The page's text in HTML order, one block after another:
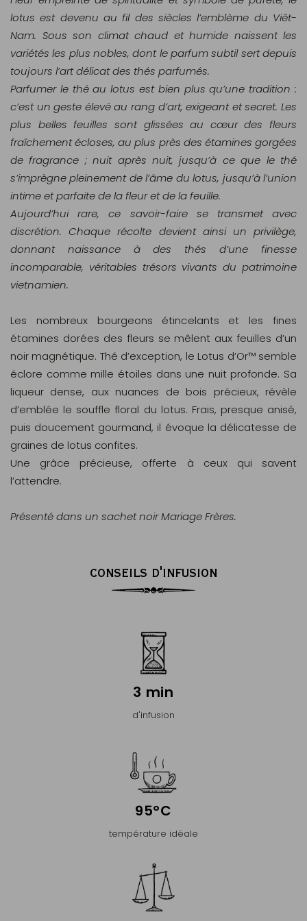
lotus est devenu au fil des siècles l’emblème du Viêt-
Nam. Sous son climat chaud et humide naissent les
variétés les plus nobles, dont le parfum subtil sert depuis
toujours l’art délicat des thés parfumés.
Parfumer le thé au lotus est bien plus qu’une tradition :
c’est un geste élevé au rang d’art, exigeant et secret. Les
plus belles feuilles sont glissées au cœur des fleurs
fraîchement écloses, au plus près des étamines gorgées
de fragrance ; nuit après nuit, jusqu’à ce que le thé
s’imprègne pleinement de l’âme du lotus, jusqu’à l’union
intime et parfaite de la fleur et de la feuille.
Aujourd’hui rare, ce savoir-faire se transmet avec
discrétion. Chaque récolte devient ainsi un privilège,
donnant naissance à des thés d’une finesse
incomparable, véritables trésors vivants du patrimoine
vietnamien.
Les nombreux bourgeons étincelants et les fines
étamines dorées des fleurs se mêlent aux feuilles d’un
noir magnétique. Thé d’exception, le Lotus d’Or™ semble
éclore comme mille étoiles dans une nuit profonde. Sa
liqueur dense, aux nuances de bois précieux, révèle
d’emblée le souffle floral du lotus. Frais, presque anisé,
puis doucement gourmand, il évoque la délicatesse de
graines de lotus confites.
Une grâce précieuse, offerte à ceux qui savent
l’attendre.
Présenté dans un sachet noir Mariage Frères.
CONSEILS D'INFUSION
3 min
d'infusion
95°C
température idéale